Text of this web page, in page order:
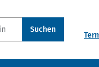
Suchen